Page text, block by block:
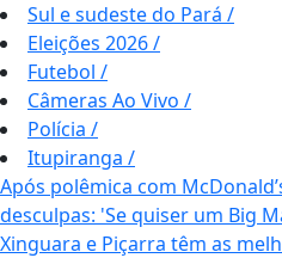
Sul e sudeste do Pará /
Eleições 2026/
Futebol /
Câmeras Ao Vivo /
Polícia /
Itupiranga /
Após polêmica com
desculpas: 'Se quiser um Big
Xinguara e Piçarra têm as